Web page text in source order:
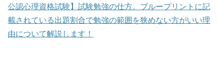
公認心理資格試験】試験勉強の仕方。ブループリントに記
載されている出題割合で勉強の範囲を狭めない方がいい理
由について解説します！